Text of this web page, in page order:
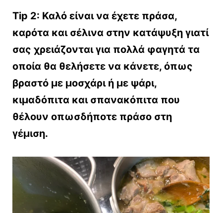
Tip 2: Καλό είναι να έχετε πράσα,
καρότα και σέλινα στην κατάψυξη γιατί
σας χρειάζονται για πολλά φαγητά τα
οποία θα θελήσετε να κάνετε, όπως
βραστό με μοσχάρι ή με ψάρι,
κιμαδόπιτα και σπανακόπιτα που
θέλουν οπωσδήποτε πράσο στη
γέμιση.